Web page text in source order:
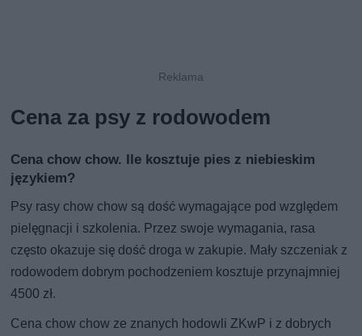
Cena za psy z rodowodem
Cena chow chow. Ile kosztuje pies z niebieskim
językiem?
Psy rasy chow chow są dość wymagające pod względem
pielęgnacji i szkolenia. Przez swoje wymagania, rasa
często okazuje się dość droga w zakupie. Mały szczeniak z
rodowodem dobrym pochodzeniem kosztuje przynajmniej
4500 zł.
Cena chow chow ze znanych hodowli ZKwP i z dobrych